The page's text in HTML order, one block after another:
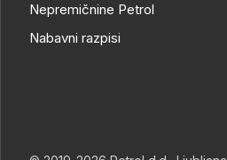
Nepremičnine Petrol
Nabavni razpisi